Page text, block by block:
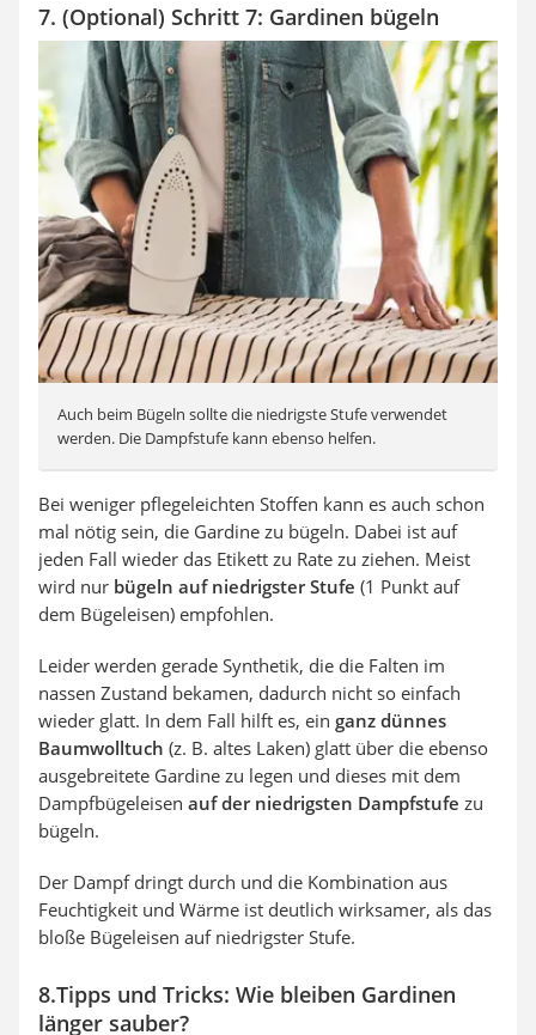
7. (Optional) Schritt 7: Gardinen bügeln
Auch beim Bügeln sollte die niedrigste Stufe verwendet
werden. Die Dampfstufe kann ebenso helfen.
Bei weniger pflegeleichten Stoffen kann es auch schon
mal nötig sein, die Gardine zu bügeln. Dabei ist auf
jeden Fall wieder das Etikett zu Rate zu ziehen. Meist
wird nur bügeln auf niedrigster Stufe (1 Punkt auf
dem Bügeleisen) empfohlen.
Leider werden gerade Synthetik, die die Falten im
nassen Zustand bekamen, dadurch nicht so einfach
wieder glatt. In dem Fall hilft es, ein ganz dünnes
Baumwolltuch (z. B. altes Laken) glatt über die ebenso
ausgebreitete Gardine zu legen und dieses mit dem
Dampfbügeleisen auf der niedrigsten Dampfstufe zu
bügeln.
Der Dampf dringt durch und die Kombination aus
Feuchtigkeit und Wärme ist deutlich wirksamer, als das
bloße Bügeleisen auf niedrigster Stufe.
8.Tipps und Tricks: Wie bleiben Gardinen
länger sauber?